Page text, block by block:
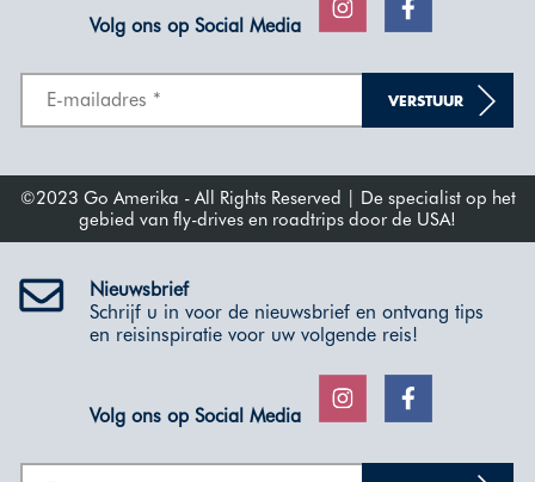
Volg ons op Social Media
VERSTUUR
©2023 Go Amerika - All Rights Reserved | De specialist op het
gebied van fly-drives en roadtrips door de USA!
Nieuwsbrief
Schrijf u in voor de nieuwsbrief en ontvang tips
en reisinspiratie voor uw volgende reis!
Volg ons op Social Media